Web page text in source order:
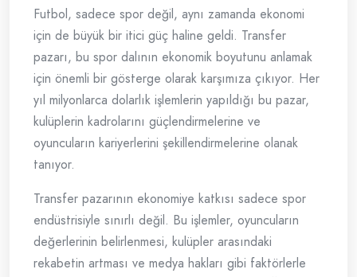
Futbol, sadece spor değil, aynı zamanda ekonomi
için de büyük bir itici güç haline geldi. Transfer
pazarı, bu spor dalının ekonomik boyutunu anlamak
için önemli bir gösterge olarak karşımıza çıkıyor. Her
yıl milyonlarca dolarlık işlemlerin yapıldığı bu pazar,
kulüplerin kadrolarını güçlendirmelerine ve
oyuncuların kariyerlerini şekillendirmelerine olanak
tanıyor.
Transfer pazarının ekonomiye katkısı sadece spor
endüstrisiyle sınırlı değil. Bu işlemler, oyuncuların
değerlerinin belirlenmesi, kulüpler arasındaki
rekabetin artması ve medya hakları gibi faktörlerle